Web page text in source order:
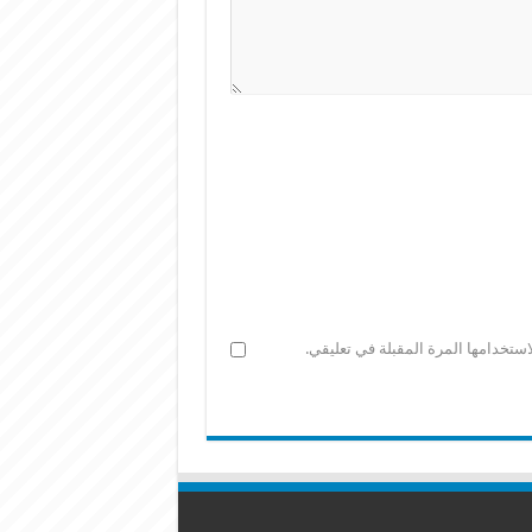
المرة المقبلة في تعليقي.